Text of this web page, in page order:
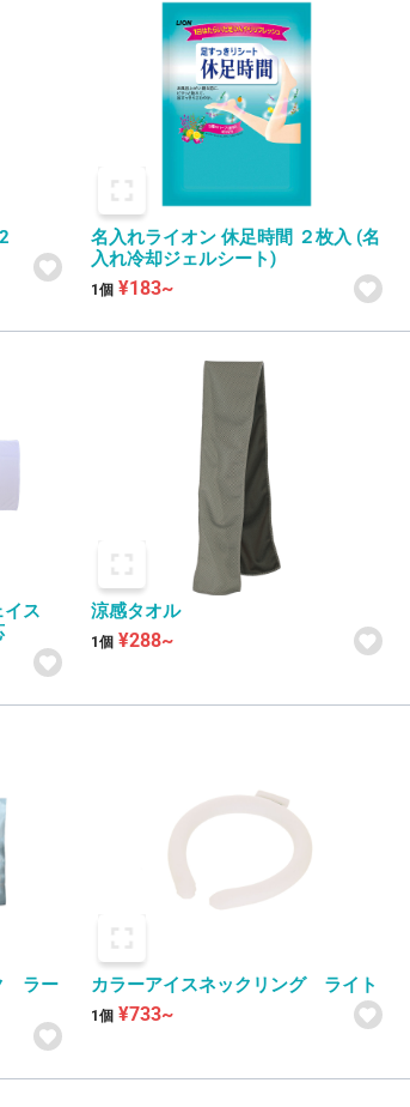
名入れライオン 休足時間 ２枚入 (名
入れ冷却ジェルシート)
1個 ¥183~
イス
涼感タオル
1個 ¥288~
ラー
カラーアイスネックリング ライト
1個 ¥733~